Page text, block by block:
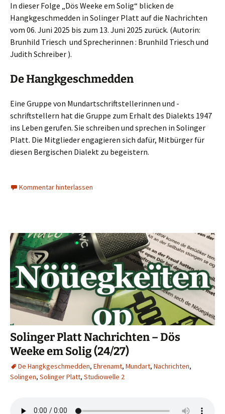
In dieser Folge „Dös Weeke em Solig“ blicken de
Hangkgeschmedden in Solinger Platt auf die Nachrichten
vom 06. Juni 2025 bis zum 13. Juni 2025 zurück. (Autorin:
Brunhild Triesch und Sprecherinnen : Brunhild Triesch und
Judith Schreiber ).
De Hangkgeschmedden
Eine Gruppe von Mundartschriftstellerinnen und -
schriftstellern hat die Gruppe zum Erhalt des Dialekts 1947
ins Leben gerufen. Sie schreiben und sprechen in Solinger
Platt. Die Mitglieder engagieren sich dafür, Mitbürger für
diesen Bergischen Dialekt zu begeistern.
Kommentar hinterlassen
Solinger Platt Nachrichten – Dös
Weeke em Solig (24/27)
De Hangkgeschmedden, Ehrenamt, Mundart, Nachrichten,
Solingen, Solinger Platt, Studiowelle 2